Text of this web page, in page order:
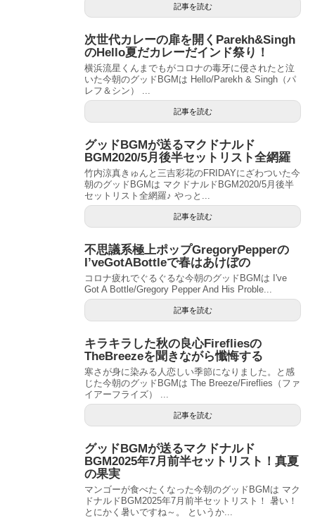
記事を読む
次世代カレーの扉を開くParekh&Singh
のHello夏だカレーだインド祭り！
横浜流星くんまでもがコロナの毒牙に侵されたと泣
いた今朝のグッドBGMは Hello/Parekh & Singh（パ
レフ＆シン） ...
記事を読む
グッドBGMが送るマクドナルド
BGM2020/5月後半セットリスト全網羅
竹内涼真きゅんと三吉彩花のFRIDAYにざわついた今
朝のグッドBGMは マクドナルドBGM2020/5月後半
セットリスト全網羅♪ やっと...
記事を読む
不思議系極上ポップGregoryPepperの
I’veGotABottleで春はあけぼの
コロナ疲れでぐるぐるな今朝のグッドBGMは I've
Got A Bottle/Gregory Pepper And His Proble...
記事を読む
キラキラした秋の良心Firefliesの
TheBreezeを聞きながら懺悔する
寒さが身に染みる人恋しい季節になりました。と感
じた今朝のグッドBGMは The Breeze/Fireflies（ファ
イアーフライズ） ...
記事を読む
グッドBGMが送るマクドナルド
BGM2025年7月前半セットリスト！真夏
の果実
マンゴーが食べたくなった今朝のグッドBGMは マク
ドナルドBGM2025年7月前半セットリスト！ 暑い！
とにかく暑いですね～。 というか...